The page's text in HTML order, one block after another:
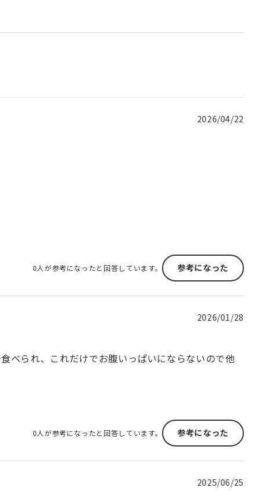
2026/04/22
0人が参考になったと回答しています。 参考になった
2026/01/28
べられ、これだけでお腹いっぱいにならないので他
0人が参考になったと回答しています。 参考になった
2025/06/25